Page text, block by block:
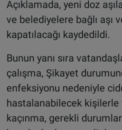
Açıklamada, yeni doz
ve belediyelere bağlı aşı
kapatılacağı kaydedildi.
Bunun yanı sıra
çalışma, Şikayet
enfeksiyonu nedeniyle
hastalanabilecek
kaçınma, gerekli